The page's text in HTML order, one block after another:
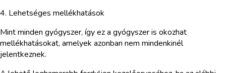
4. Lehetséges mellékhatások
Mint minden gyógyszer, így ez a gyógyszer is okozhat
mellékhatásokat, amelyek azonban nem mindenkinél
jelentkeznek.